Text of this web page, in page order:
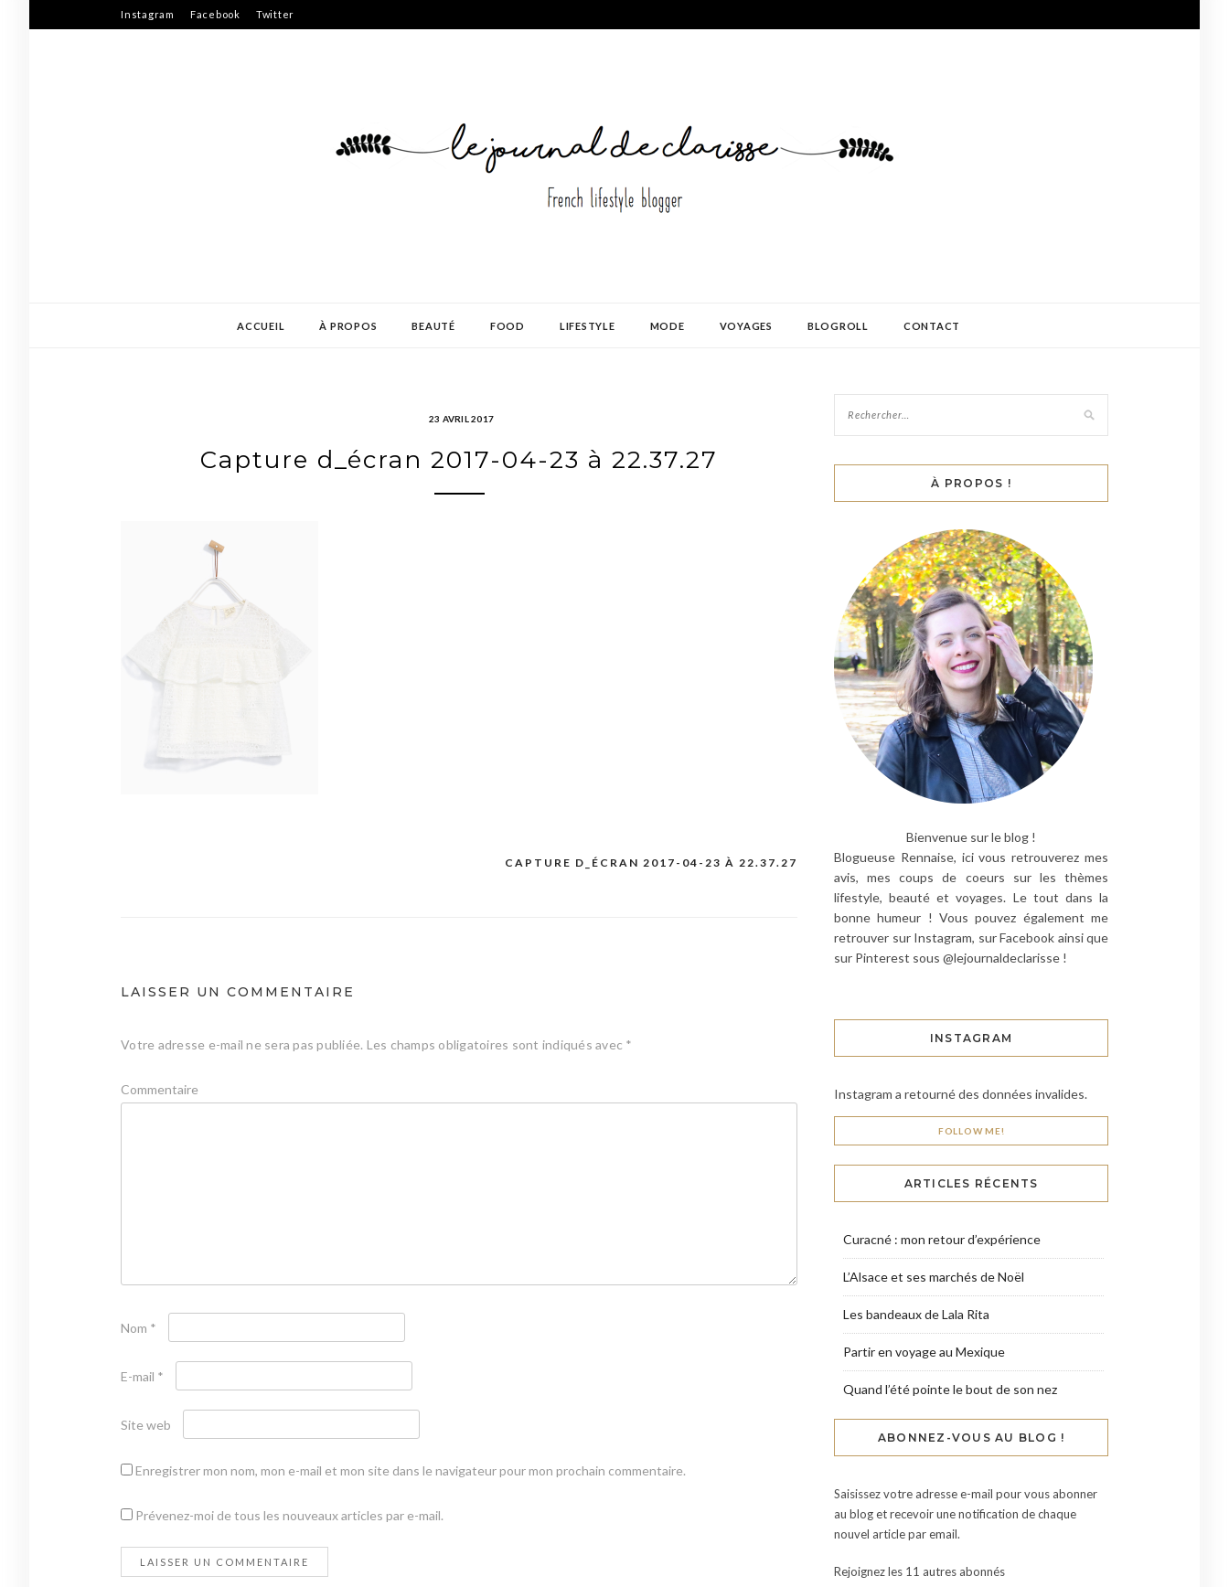
to
Instagram Facebook Twitter
ACCUEIL À PROPOS BEAUTÉ FOOD LIFESTYLE MODE VOYAGES BLOGROLL CONTACT
23 AVRIL 2017
Capture d_écran 2017-04-23 à 22.37.27
CAPTURE D_ÉCRAN 2017-04-23 À 22.37.27
LAISSER UN COMMENTAIRE
Votre adresse e-mail ne sera pas publiée. Les champs obligatoires sont indiqués avec *
Commentaire
Nom *
E-mail *
Site web
Enregistrer mon nom, mon e-mail et mon site dans le navigateur pour mon prochain commentaire.
Prévenez-moi de tous les nouveaux articles par e-mail.
À PROPOS !
Bienvenue sur le blog !
Blogueuse Rennaise, ici vous retrouverez mes
avis, mes coups de coeurs sur les thèmes
lifestyle, beauté et voyages. Le tout dans la
bonne humeur ! Vous pouvez également me
retrouver sur Instagram, sur Facebook ainsi que
sur Pinterest sous @lejournaldeclarisse !
INSTAGRAM
Instagram a retourné des données invalides.
FOLLOW ME!
ARTICLES RÉCENTS
Curacné : mon retour d’expérience
L’Alsace et ses marchés de Noël
Les bandeaux de Lala Rita
Partir en voyage au Mexique
Quand l’été pointe le bout de son nez
ABONNEZ-VOUS AU BLOG !
Saisissez votre adresse e-mail pour vous abonner
au blog et recevoir une notification de chaque
nouvel article par email.
Rejoignez les 11 autres abonnés